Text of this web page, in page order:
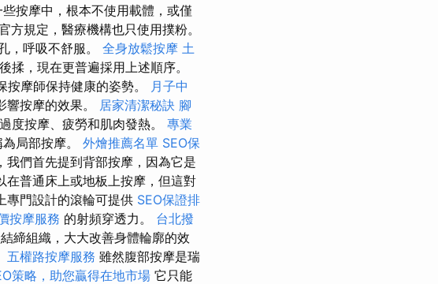
些按摩中，根本不使用載體，或僅
方規定，醫療機構也只使用撲粉。
，呼吸不舒服。 全身放鬆按摩 土
揉，現在更普遍採用上述順序。
摩師保持健康的姿勢。
月子中
響按摩的效果。 居家清潔秘訣 腳
度按摩、疲勞和肌肉發熱。 專業
局部按摩。 外燴推薦名單 SEO保
我們首先提到背部按摩，因為它是
普通床上或地板上按摩，但這對
專門設計的滾輪可提供 SEO保證排
按摩服務 的射頻穿透力。 台北撥
締組織，大大改善身體輪廓的效
五權路按摩服務 雖然腹部按摩是瑞
策略，助您贏得在地市場 它只能